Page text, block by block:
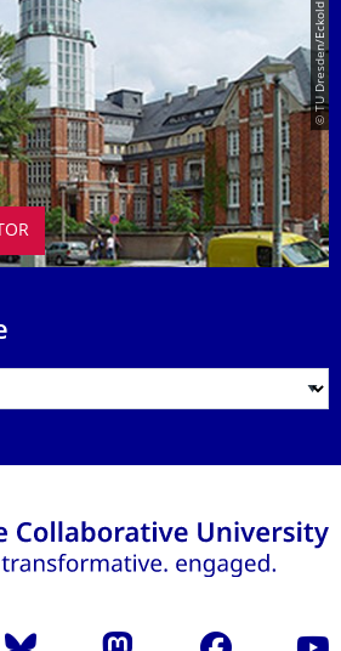
© TU Dresden/Eckold
Bluesky Mastodon Facebook